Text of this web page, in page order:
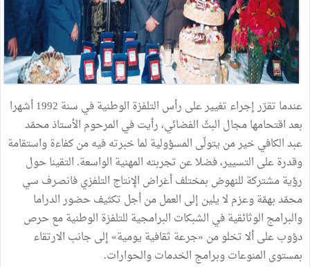
عندما تقرّر إجراء تغيير على رأس التلفزة الوطنية في سنة 1992 أشهرا
بعد اقتحامها مجال البثّ الفضائي، رأيت في المرحوم الأستاذ محمّد
عبد الكافي خير من يتولّى المسؤولية لما خبرته فيه من كفاءة واستقامة
وقدرة على التسيير، فضلا عن تجربته المهنية الواسعة. التقينا حول
رؤية مشتركة للنهوض بمختلف أغراض الإنتاج التلفزي فانصرف سي
محمّد بهمّة وعزم لا يلين إلى العمل من أجل تكثيف حضور الدراما
والبرامج الوثائقية في الشبكات البرامجية للتلفزة الوطنية مع حرص
دؤوب على ألا تخلو من «جرعة ثقافية يومية» إلى جانب الارتقاء
بمستوى المنوعات وبرامج الخدمات والحوارات.